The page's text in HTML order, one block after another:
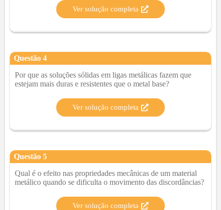
Ver solução completa
Questão 4
Por que as soluções sólidas em ligas metálicas fazem que
estejam mais duras e resistentes que o metal base?
Ver solução completa
Questão 5
Qual é o efeito nas propriedades mecânicas de um material
metálico quando se dificulta o movimento das discordâncias?
Ver solução completa